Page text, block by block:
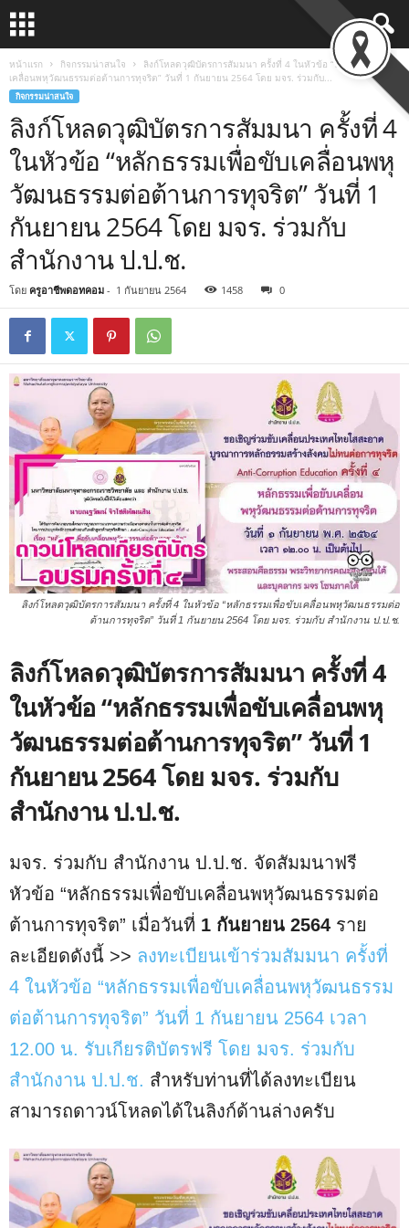
หน้าแรก กิจกรรมน่าสนใจ
ลิงก์โหลดวุฒิบัตรการสัมมนา ครั้งที่ 4 ในหัวข้อ “หลักธรรมเพื่อขับ
เคลื่อนพหุวัฒนธรรมต่อต้านการทุจริต” วันที่ 1 กันยายน 2564 โดย มจร. ร่วมกับ...
กิจกรรมน่าสนใจ
ลิงก์โหลดวุฒิบัตรการสัมมนา ครั้งที่ 4
ในหัวข้อ “หลักธรรมเพื่อขับเคลื่อนพหุ
วัฒนธรรมต่อต้านการทุจริต” วันที่ 1
กันยายน 2564 โดย มจร. ร่วมกับ
สำนักงาน ป.ป.ช.
โดย ครูอาชีพดอทคอม - 1 กันยายน 2564 1458 0
ลิงก์โหลดวุฒิบัตรการสัมมนา ครั้งที่ 4 ในหัวข้อ “หลักธรรมเพื่อขับเคลื่อนพหุวัฒนธรรมต่อ
ต้านการทุจริต” วันที่ 1 กันยายน 2564 โดย มจร. ร่วมกับ สำนักงาน ป.ป.ช.
ลิงก์โหลดวุฒิบัตรการสัมมนา ครั้งที่ 4
ในหัวข้อ “หลักธรรมเพื่อขับเคลื่อนพหุ
วัฒนธรรมต่อต้านการทุจริต” วันที่ 1
กันยายน 2564 โดย มจร. ร่วมกับ
สำนักงาน ป.ป.ช.
มจร. ร่วมกับ สำนักงาน ป.ป.ช. จัดสัมมนาฟรี
หัวข้อ “หลักธรรมเพื่อขับเคลื่อนพหุวัฒนธรรมต่อ
ต้านการทุจริต” เมื่อวันที่ 1 กันยายน 2564 ราย
ละเอียดดังนี้ >> ลงทะเบียนเข้าร่วมสัมมนา ครั้งที่
4 ในหัวข้อ “หลักธรรมเพื่อขับเคลื่อนพหุวัฒนธรรม
ต่อต้านการทุจริต” วันที่ 1 กันยายน 2564 เวลา
12.00 น. รับเกียรติบัตรฟรี โดย มจร. ร่วมกับ
สำนักงาน ป.ป.ช. สำหรับท่านที่ได้ลงทะเบียน
สามารถดาวน์โหลดได้ในลิงก์ด้านล่างครับ